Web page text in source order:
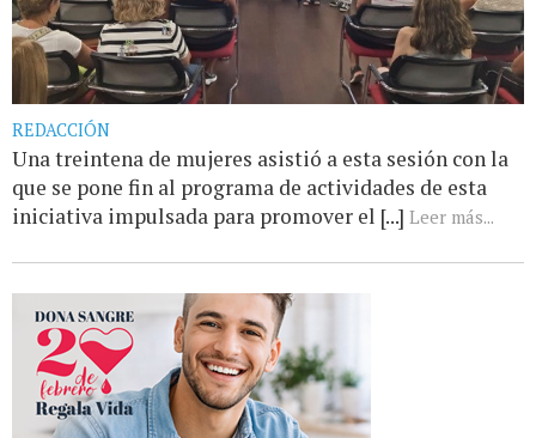
REDACCIÓN
Una treintena de mujeres asistió a esta sesión con la
que se pone fin al programa de actividades de esta
iniciativa impulsada para promover el [...] Leer más...